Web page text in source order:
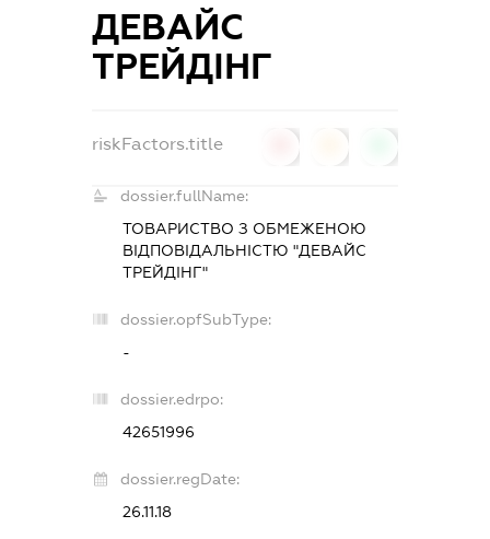
ДЕВАЙС
ТРЕЙДІНГ
riskFactors.title
dossier.fullName:
ТОВАРИСТВО З ОБМЕЖЕНОЮ
ВІДПОВІДАЛЬНІСТЮ "ДЕВАЙС
ТРЕЙДІНГ"
dossier.opfSubType:
-
dossier.edrpo:
42651996
dossier.regDate:
26.11.18